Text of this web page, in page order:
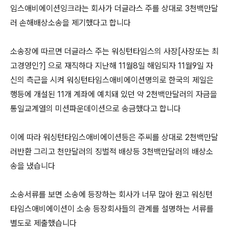
임스애비에이션잉크라는 회사가 더글라스 주를 상대로 3천백만달
러 손해배상소송을 제기했다고 합니다
소송장에 따르면 더글라스 주는 워싱턴타임스의 사장[사장또는 최
고경영인?] 으로 재직하다 지난해 11월8일 해임되자 11월9일 자
신의 측근을 시켜 워싱턴타임스애비에이션명의로 한국의 제일은
행등에 개설된 11개 계좌에 예치돼 있던 약 2천백만달러의 자금을
통일교계열의 미션파운데이션으로 송금했다고 합니다
이에 따라 워싱턴타임스애비에이션등은 주씨를 상대로 2천백만달
러반환 그리고 천만달러의 징벌적 배상등 3천백만달러의 배상소
송을 냈습니다
소송서류를 보면 소송에 등장하는 회사가 너무 많아 원고 워싱턴
타임스애비에이션이 소송 등장회사들의 관계를 설명하는 서류를
별도로 제출했습니다